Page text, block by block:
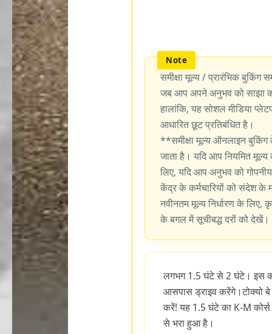
समीक्षा मूल्य / प्रारंभिक बुकिंग
जब आप अपने अनुभव को साझा
हालांकि, यह सोशल मीडिया
आधारित छूट प्रतिबंधित है।
**समीक्षा मूल्य ऑनलाइन बुकिंग
जाता है। यदि आप नियमित
लिए, यदि आप अनुभव को
केंद्र के कर्मचारियों को संदेश के
नवीनतम मूल्य निर्धारण के
के बगल में सूचीबद्ध दरों को देखें।
लगभग 1.5 घंटे से 2 घंटे। इस
आसपास ड्राइव करेंगे।टोक्यो बे
करें! यह 1.5 घंटे का K-M कोर्स
से भरा हुआ है।